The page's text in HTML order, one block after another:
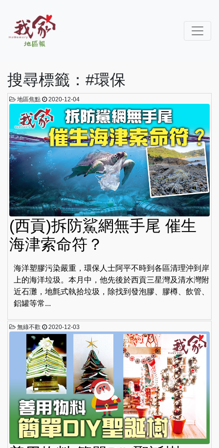
搜尋標籤：#環保
地區焦點 2020-12-04
(西貢)拆防鯊網無手尾 催生
海津索命符？
海洋塑膠污染嚴重，環保人士阿平不時到各區清理沖到岸
上的海洋垃圾。本月中，他先後於西貢三星灣及清水灣附
近石灘，地氈式執拾垃圾，除找到發泡膠、膠樽、飲管、
鋁罐等常...
無綠不歡 2020-12-03